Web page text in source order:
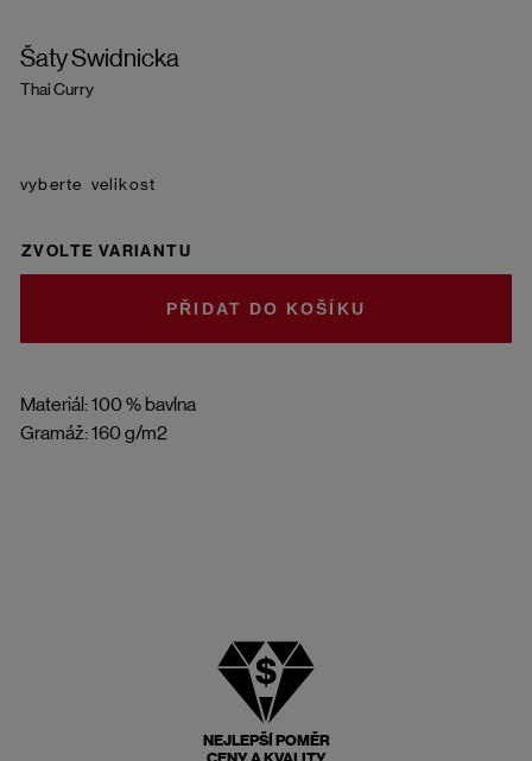
Šaty Swidnicka
Thai Curry
Materiál: 100 % bavlna
Gramáž: 160 g/m2
velikost
ZVOLTE VARIANTU
DO KOŠÍKU
NEJLEPŠÍ POMĚR